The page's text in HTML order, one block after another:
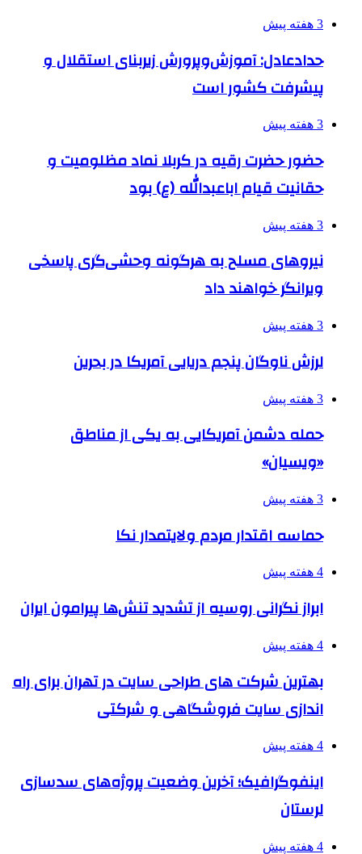
3 هفته پیش
حدادعادل: آموزش‌وپرورش زیربنای استقلال و
پیشرفت کشور است
3 هفته پیش
حضور حضرت رقیه در کربلا نماد مظلومیت و
حقانیت قیام اباعبدالله (ع) بود
3 هفته پیش
نیروهای مسلح به هرگونه وحشی‌گری پاسخی
ویرانگر خواهند داد
3 هفته پیش
لرزش ناوگان پنجم دریایی آمریکا در بحرین
3 هفته پیش
حمله دشمن آمریکایی به یکی از مناطق
«ویسیان»
3 هفته پیش
حماسه اقتدار مردم ولایتمدار نکا
4 هفته پیش
ابراز نگرانی روسیه از تشدید تنش‌ها پیرامون ایران
4 هفته پیش
بهترین شرکت های طراحی سایت در تهران برای راه
اندازی سایت فروشگاهی و شرکتی
4 هفته پیش
اینفوگرافیک؛ آخرین وضعیت پروژه‌های سدسازی
لرستان
4 هفته پیش